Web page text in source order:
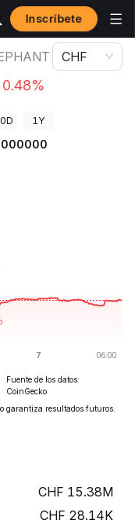
Inscríbete
Money ELEPHANT
CHF
1Y
Fuente de los datos:
CoinGecko
garantiza resultados futuros.
15.38M
28.14K